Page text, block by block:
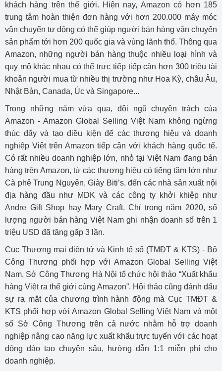
khách hàng trên thế giới. Hiện nay, Amazon có hơn 185
trung tâm hoàn thiện đơn hàng với hơn 200.000 máy móc
vận chuyển tự động có thể giúp người bán hàng vận chuyển
sản phẩm tới hơn 200 quốc gia và vùng lãnh thổ. Thông qua
Amazon, những người bán hàng thuộc nhiều loại hình và
quy mô khác nhau có thể trực tiếp tiếp cận hơn 300 triệu tài
khoản người mua từ nhiều thị trường như Hoa Kỳ, châu Âu,
Nhật Bản, Canada, Úc và Singapore...
Trong những năm vừa qua, đội ngũ chuyên trách của
Amazon - Amazon Global Selling Việt Nam không ngừng
thúc đẩy và tạo điều kiện để các thương hiệu và doanh
nghiệp Việt trên Amazon tiếp cận với khách hàng quốc tế.
Có rất nhiều doanh nghiệp lớn, nhỏ tại Việt Nam đang bán
hàng trên Amazon, từ các thương hiệu có tiếng tăm lớn như
Cà phê Trung Nguyên, Giày Biti’s, đến các nhà sản xuất nội
địa hàng đầu như MDK và các công ty khởi khiệp như
Andre Gift Shop hay Mary Craft. Chỉ trong năm 2020, số
lượng người bán hàng Việt Nam ghi nhận doanh số trên 1
triệu USD đã tăng gấp 3 lần.
Cục Thương mại điện tử và Kinh tế số (TMĐT & KTS) - Bộ
Công Thương phối hợp với Amazon Global Selling Việt
Nam, Sở Công Thương Hà Nội tổ chức hội thảo “Xuất khẩu
hàng Việt ra thế giới cùng Amazon”. Hội thảo cũng đánh dấu
sự ra mắt của chương trình hành động mà Cục TMĐT &
KTS phối hợp với Amazon Global Selling Việt Nam và một
số Sở Công Thương trên cả nước nhằm hỗ trợ doanh
nghiệp nâng cao năng lực xuất khẩu trực tuyến với các hoạt
động đào tạo chuyên sâu, hướng dẫn 1:1 miễn phí cho
doanh nghiệp.